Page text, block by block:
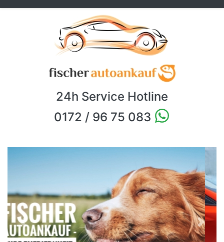
24h Service Hotline
0172 / 96 75 083
Previous Next